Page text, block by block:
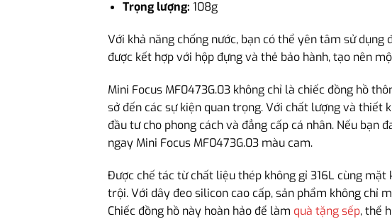
Trọng lượng: 108g
Với khả năng chống nước, bạn có thể yên tâm sử
được kết hợp với hộp đựng và thẻ bảo hành, tạo nên
Mini Focus MF0473G.03 không chỉ là chiếc đồng hồ
sở đến các sự kiện quan trọng. Với chất lượng và thiết
đầu tư cho phong cách và đẳng cấp cá nhân. Nếu
ngay Mini Focus MF0473G.03 màu cam.
Được chế tác từ chất liệu thép không gỉ 316L cùng
trội. Với dây đeo silicon cao cấp, sản phẩm không chỉ
Chiếc đồng hồ này hoàn hảo để làm quà tặng sếp, thể